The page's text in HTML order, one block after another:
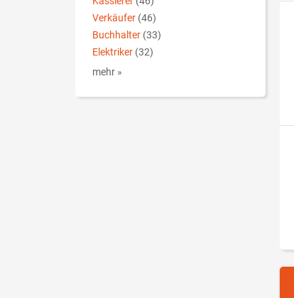
Verkäufer (46)
Buchhalter (33)
Elektriker (32)
mehr »